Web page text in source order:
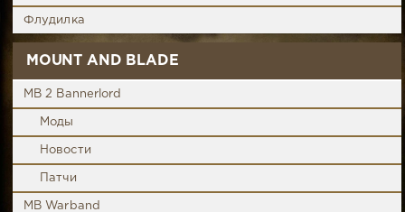
Флудилка
MOUNT AND BLADE
MB 2 Bannerlord
Моды
Новости
Патчи
MB Warband